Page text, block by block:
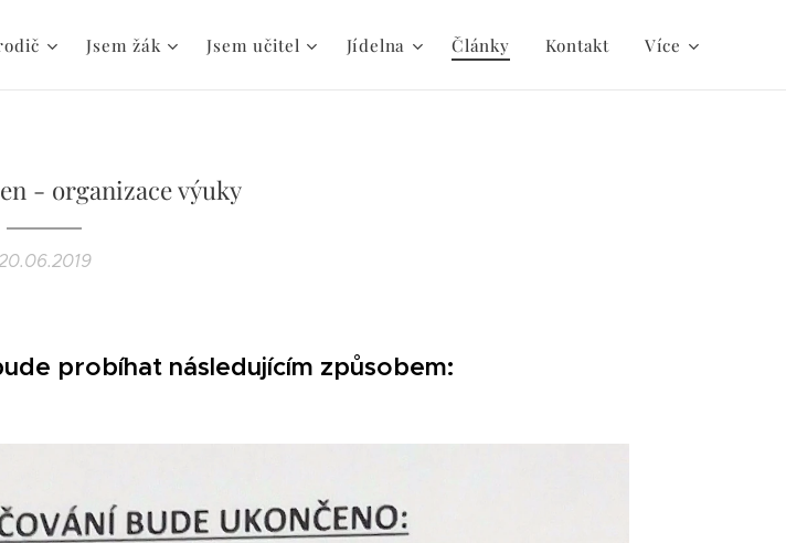
Jsem žák Jsem učitel Jídelna Články Kontakt Více
- organizace výuky
probíhat následujícím způsobem: